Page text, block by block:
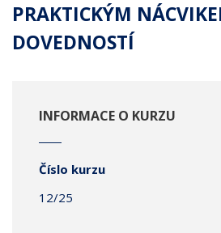
PRAKTICKÝM
DOVEDNOSTÍ
INFORMACE O KURZU
Číslo kurzu
12/25